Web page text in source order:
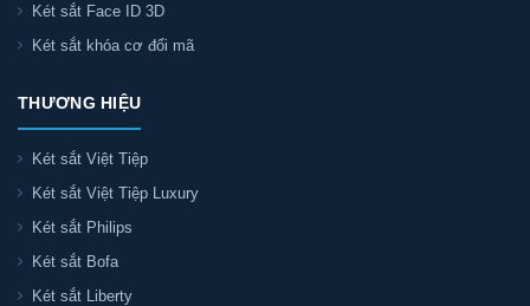
Két sắt Face ID 3D
Két sắt khóa cơ đổi mã
THƯƠNG HIỆU
Két sắt Việt Tiệp
Két sắt Việt Tiệp Luxury
Két sắt Philips
Két sắt Bofa
Két sắt Liberty